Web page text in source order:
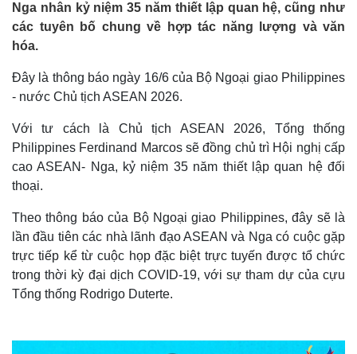
Nga nhân kỷ niệm 35 năm thiết lập quan hệ, cũng như
các tuyên bố chung về hợp tác năng lượng và văn
hóa.
Đây là thông báo ngày 16/6 của Bộ Ngoại giao Philippines
- nước Chủ tịch ASEAN 2026.
Với tư cách là Chủ tịch ASEAN 2026, Tổng thống
Philippines Ferdinand Marcos sẽ đồng chủ trì Hội nghị cấp
cao ASEAN- Nga, kỷ niệm 35 năm thiết lập quan hệ đối
thoại.
Theo thông báo của Bộ Ngoại giao Philippines, đây sẽ là
lần đầu tiên các nhà lãnh đạo ASEAN và Nga có cuộc gặp
trực tiếp kể từ cuộc họp đặc biệt trực tuyến được tổ chức
trong thời kỳ đại dịch COVID-19, với sự tham dự của cựu
Tổng thống Rodrigo Duterte.